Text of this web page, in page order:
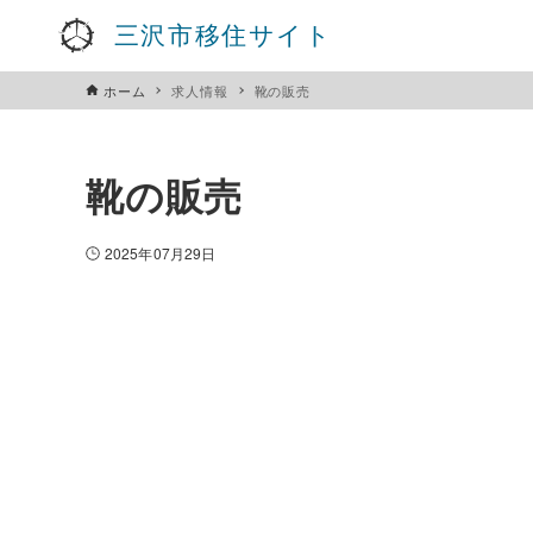
三沢市移住サイト
ホーム 求人情報 靴の販売
靴の販売
2025年07月29日